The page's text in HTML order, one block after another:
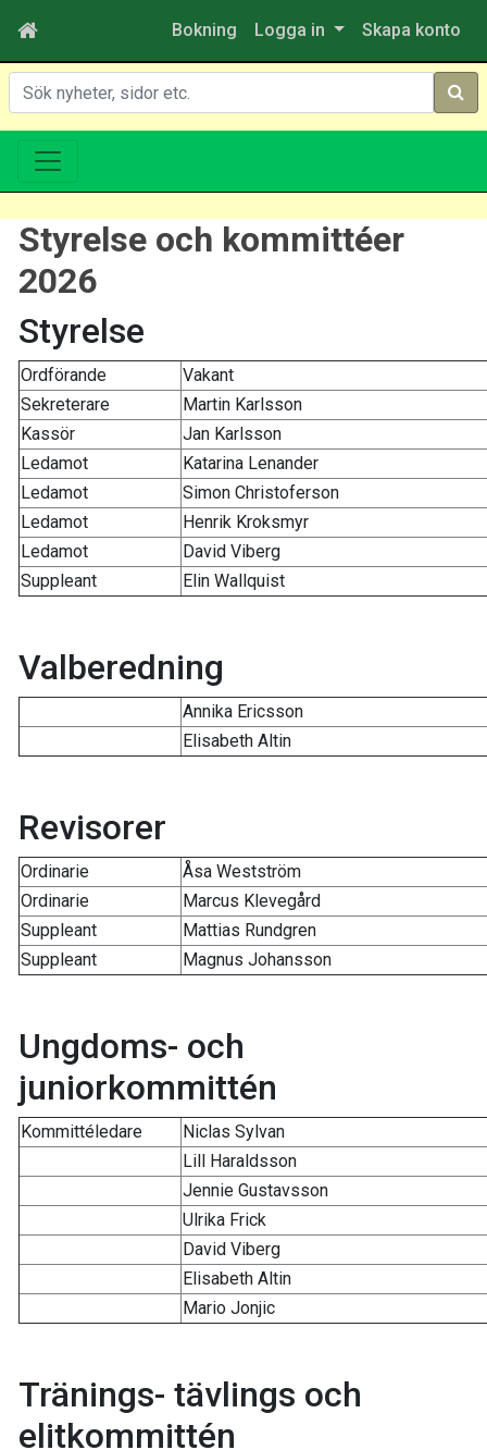
Bokning Logga in Skapa konto
Sök
Styrelse och kommittéer
2026
Styrelse
Ordförande
Vakant
Sekreterare
Martin Karlsson
Kassör
Jan Karlsson
Ledamot
Katarina Lenander
Ledamot
Simon Christoferson
Ledamot
Henrik Kroksmyr
Ledamot
David Viberg
Suppleant
Elin Wallquist
Valberedning
Annika Ericsson
Elisabeth Altin
Revisorer
Ordinarie
Åsa Westström
Ordinarie
Marcus Klevegård
Suppleant
Mattias Rundgren
Suppleant
Magnus Johansson
Ungdoms- och
juniorkommittén
Kommittéledare
Niclas Sylvan
Lill Haraldsson
Jennie Gustavsson
Ulrika Frick
David Viberg
Elisabeth Altin
Mario Jonjic
Tränings- tävlings och
elitkommittén